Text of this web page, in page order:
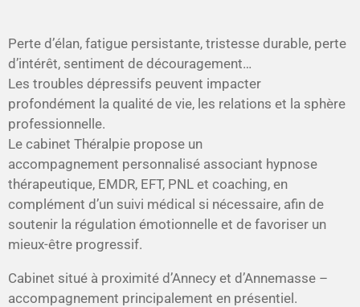
Perte d’élan, fatigue persistante, tristesse durable, perte
d’intérêt, sentiment de découragement…
Les troubles dépressifs peuvent impacter
profondément la qualité de vie, les relations et la sphère
professionnelle.
Le cabinet Théralpie propose un
accompagnement personnalisé associant hypnose
thérapeutique, EMDR, EFT, PNL et coaching, en
complément d’un suivi médical si nécessaire, afin de
soutenir la régulation émotionnelle et de favoriser un
mieux-être progressif.
Cabinet situé à proximité d’Annecy et d’Annemasse –
accompagnement principalement en présentiel.